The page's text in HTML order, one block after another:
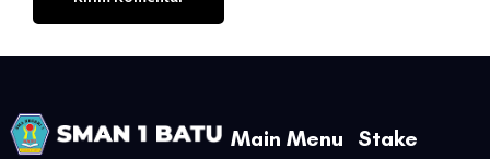
Main Menu
Stake